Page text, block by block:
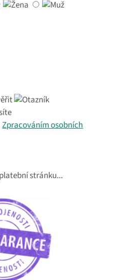
Zpracováním osobních
stránku...